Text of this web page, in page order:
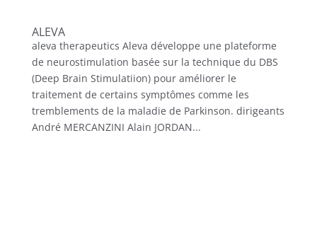
ALEVA
aleva therapeutics Aleva développe une plateforme
de neurostimulation basée sur la technique du DBS
(Deep Brain Stimulatiion) pour améliorer le
traitement de certains symptômes comme les
tremblements de la maladie de Parkinson. dirigeants
André MERCANZINI Alain JORDAN...